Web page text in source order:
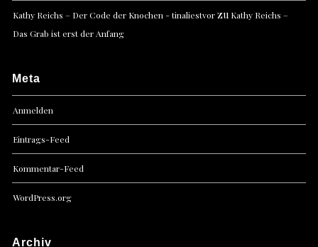
Kathy Reichs – Der Code der Knochen - tinaliestvorzu Kathy Reichs –
Das Grab ist erst der Anfang
Meta
Anmelden
Eintrags-Feed
Kommentar-Feed
WordPress.org
Archiv